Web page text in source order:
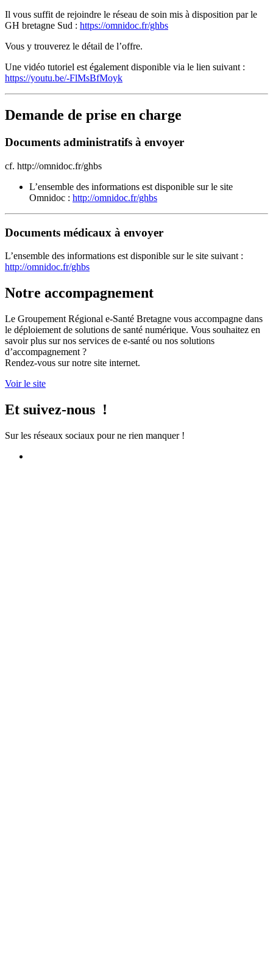
Il vous suffit de rejoindre le réseau de soin mis à disposition par le
GH bretagne Sud : https://omnidoc.fr/ghbs
Vous y trouverez le détail de l’offre.
Une vidéo tutoriel est également disponible via le lien suivant :
https://youtu.be/-FlMsBfMoyk
Demande de prise en charge
Documents administratifs à envoyer
cf. http://omnidoc.fr/ghbs
L’ensemble des informations est disponible sur le site
Omnidoc : http://omnidoc.fr/ghbs
Documents médicaux à envoyer
L’ensemble des informations est disponible sur le site suivant :
http://omnidoc.fr/ghbs
Notre accompagnement
Le Groupement Régional e-Santé Bretagne vous accompagne dans
le déploiement de solutions de santé numérique. Vous souhaitez en
savoir plus sur nos services de e-santé ou nos solutions
d’accompagnement ?
Rendez-vous sur notre site internet.
Voir le site
Et suivez-nous !
Sur les réseaux sociaux pour ne rien manquer !